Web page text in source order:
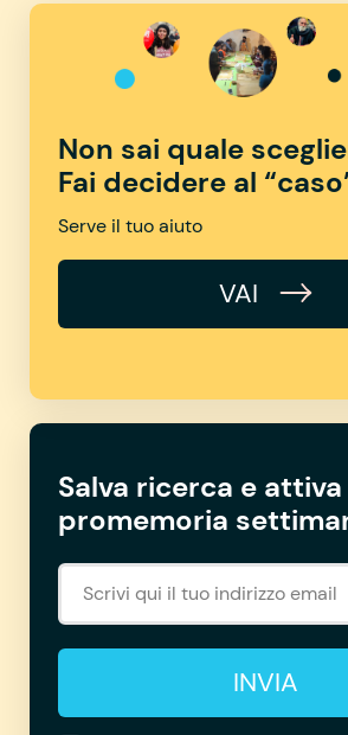
Non sai quale
Fai decidere al
Serve il tuo aiuto
VAI
Salva ricerca e attiva
promemoria
INVIA